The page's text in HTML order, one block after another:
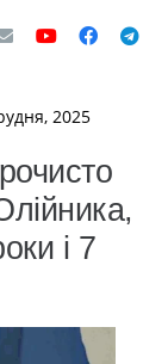
2025
і 7